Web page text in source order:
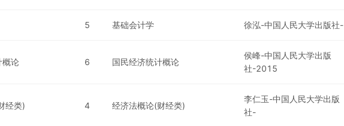
5 基础会计学 徐泓-中国人民大学出版社-
概论 6 国民经济统计概论
侯峰-中国人民大学出版
社-2015
经类) 4 经济法概论(财经类)
李仁玉-中国人民大学出版
社-